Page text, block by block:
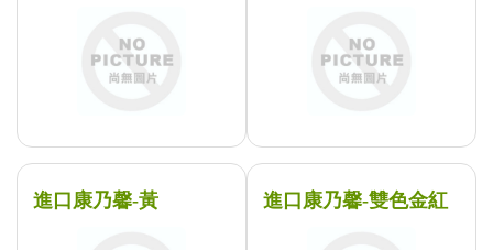
進口康乃馨-黃 進口康乃馨-雙色金紅